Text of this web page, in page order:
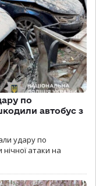
по
автобус з
удару по
нічної атаки на